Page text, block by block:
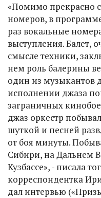
«Помимо прекрасно
номеров, в
раз вокальные
выступления. Балет,
смысле техники,
нем роль балерины
один из музыкантов
исполнении джаза
заграничных
джаз оркестр
шуткой и песней
от боя минуты.
Сибири, на Дальнем
Кузбассе», - писала
корреспондентка
дал интервью